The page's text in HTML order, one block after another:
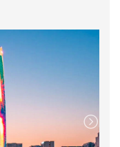
ăn nhẹ tại sân